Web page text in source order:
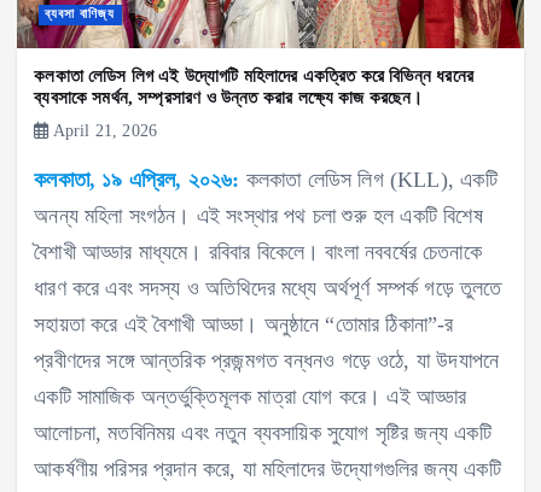
ব্যবসা বাণিজ্য
কলকাতা লেডিস লিগ এই উদ্যোগটি মহিলাদের একত্রিত করে বিভিন্ন ধরনের
ব্যবসাকে সমর্থন, সম্প্রসারণ ও উন্নত করার লক্ষ্যে কাজ করছেন।
April 21, 2026
কলকাতা, ১৯ এপ্রিল, ২০২৬: কলকাতা লেডিস লিগ (KLL), একটি
অনন্য মহিলা সংগঠন। এই সংস্থার পথ চলা শুরু হল একটি বিশেষ
বৈশাখী আড্ডার মাধ্যমে। রবিবার বিকেলে। বাংলা নববর্ষের চেতনাকে
ধারণ করে এবং সদস্য ও অতিথিদের মধ্যে অর্থপূর্ণ সম্পর্ক গড়ে তুলতে
সহায়তা করে এই বৈশাখী আড্ডা। অনুষ্ঠানে “তোমার ঠিকানা”-র
প্রবীণদের সঙ্গে আন্তরিক প্রজন্মগত বন্ধনও গড়ে ওঠে, যা উদযাপনে
একটি সামাজিক অন্তর্ভুক্তিমূলক মাত্রা যোগ করে। এই আড্ডার
আলোচনা, মতবিনিময় এবং নতুন ব্যবসায়িক সুযোগ সৃষ্টির জন্য একটি
আকর্ষণীয় পরিসর প্রদান করে, যা মহিলাদের উদ্যোগগুলির জন্য একটি